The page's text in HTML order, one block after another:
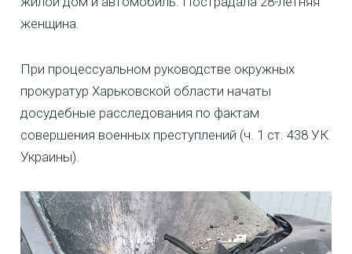
женщина.
При процессуальном руководстве окружных
прокуратур Харьковской области начаты
досудебные расследования по фактам
совершения военных преступлений (ч. 1 ст. 438 УК
Украины).